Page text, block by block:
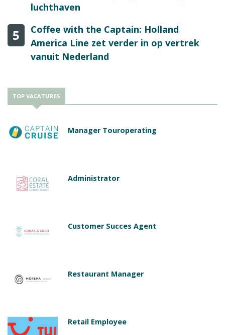
luchthaven
5
Coffee with the Captain: Holland
America Line zet verder in op vertrek
vanuit Nederland
TOP VACATURES
Manager Touroperating
Administrator
Customer Succes Agent
Restaurant Manager
Retail Employee